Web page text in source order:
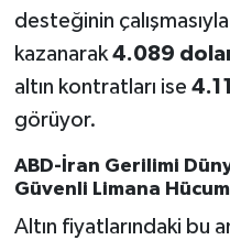
desteğinin
kazanarak 4.089
altın kontratları ise
görüyor.
ABD-İran Gerilimi
Güvenli Limana
Altın fiyatlarındaki bu